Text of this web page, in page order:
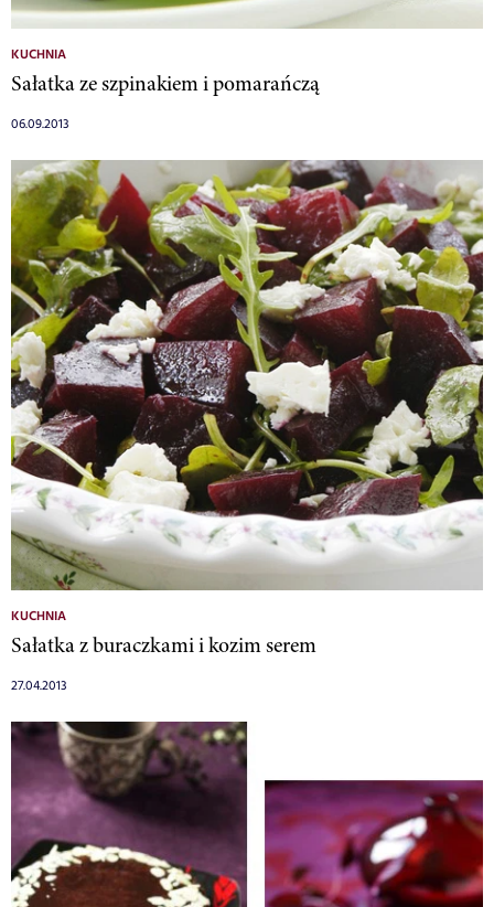
KUCHNIA
Sałatka ze szpinakiem i pomarańczą
06.09.2013
KUCHNIA
Sałatka z buraczkami i kozim serem
27.04.2013